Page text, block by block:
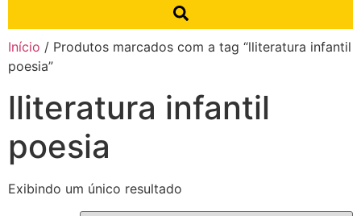
Início / Produtos marcados com a tag “lliteratura infantil
poesia”
lliteratura infantil
poesia
Exibindo um único resultado